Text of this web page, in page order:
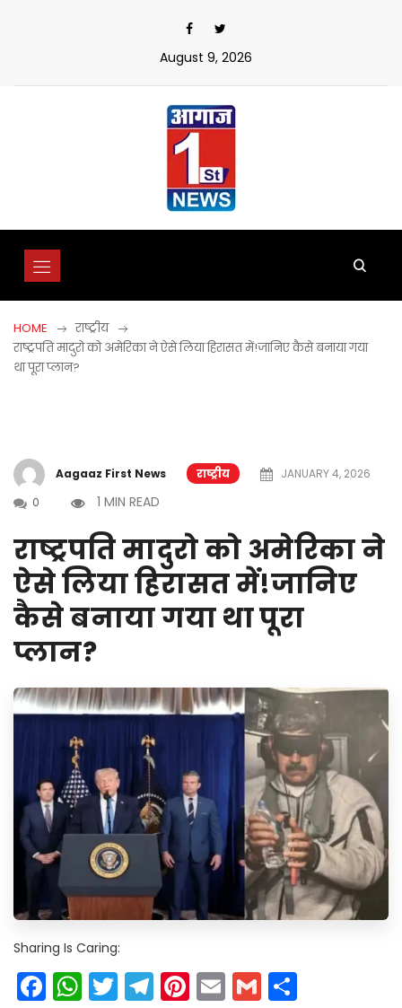
August 9, 2026
HOME
राष्ट्रीय
राष्ट्रपति मादुरो को अमेरिका ने ऐसे लिया हिरासत में!जानिए कैसे बनाया गया
था पूरा प्लान?
Aagaaz First News राष्ट्रीय
JANUARY 4, 2026
0
1 MIN READ
राष्ट्रपति मादुरो को अमेरिका ने
ऐसे लिया हिरासत में!जानिए
कैसे बनाया गया था पूरा
प्लान?
Sharing Is Caring:
Facebook
WhatsApp
Twitter
Telegram
Pinterest
EmailGmail